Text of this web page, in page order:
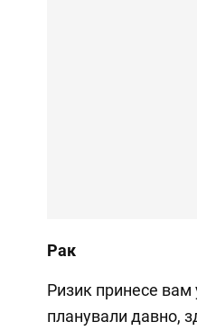
Рак
Ризик принесе вам
планували давно,